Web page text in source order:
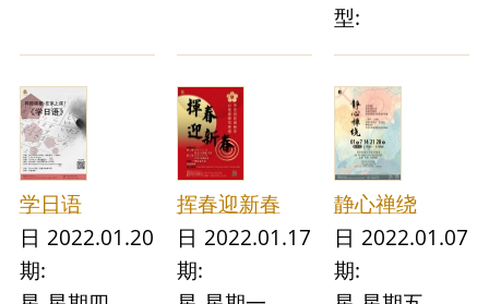
型:
学日语
日
期:
2022.01.20
挥春迎新春
日
期:
2022.01.17
静心禅绕
日
期:
2022.01.07